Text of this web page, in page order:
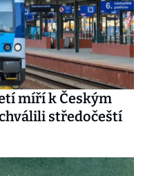
míří k Českým
středočeští